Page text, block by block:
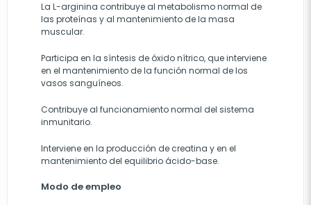
La L-arginina contribuye al metabolismo normal de
las proteínas y al mantenimiento de la masa
muscular.
Participa en la síntesis de óxido nítrico, que interviene
en el mantenimiento de la función normal de los
vasos sanguíneos.
Contribuye al funcionamiento normal del sistema
inmunitario.
Interviene en la producción de creatina y en el
mantenimiento del equilibrio ácido-base.
Modo de empleo